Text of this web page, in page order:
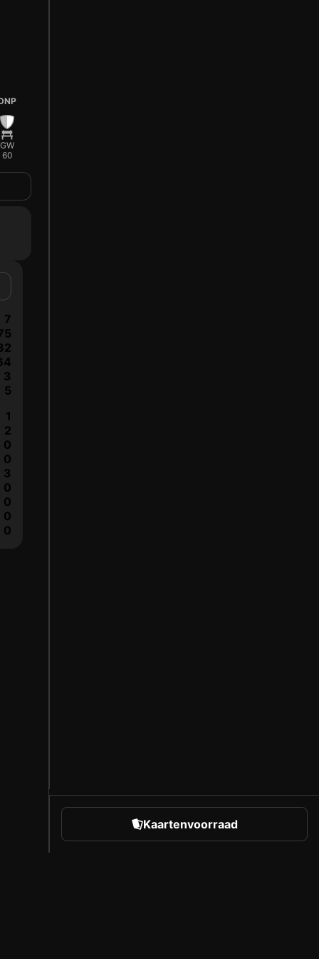
GW
60
7
3
5
1
2
0
0
3
0
0
0
0
Kaartenvoorraad